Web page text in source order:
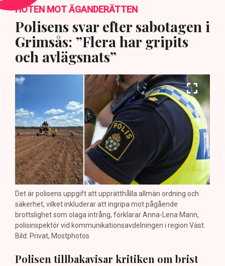
HOTEN MOT ÄGANDERÄTTEN
Polisens svar efter sabotagen i
Grimsås: ”Flera har gripits
och avlägsnats”
Det är polisens uppgift att upprätthålla allmän ordning och
säkerhet, vilket inkluderar att ingripa mot pågående
brottslighet som olaga intrång, förklarar Anna-Lena Mann,
polisinspektör vid kommunikationsavdelningen i region Väst.
Bild: Privat, Mostphotos
Polisen tillbakavisar kritiken om brist